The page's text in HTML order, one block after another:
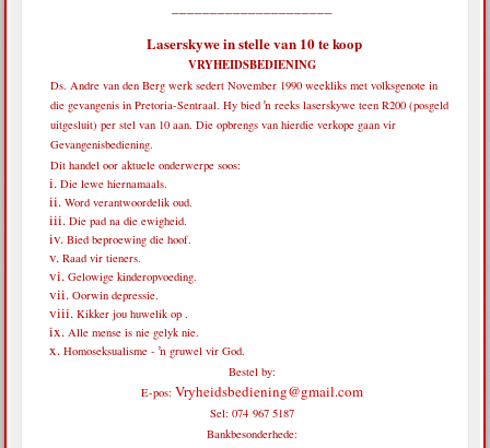
Laserskywe in stelle van 10 te koop
VRYHEIDSBEDIENING
Ds. Andre van den Berg werk sedert November 1990 weekliks met volksgenote in
die gevangenis in Pretoria-Sentraal. Hy bied ŉ reeks laserskywe teen R200 (posgeld
uitgesluit) per stel van 10 aan. Die opbrengs van hierdie verkope gaan vir
Gevangenisbediening.
Dit handel oor aktuele onderwerpe soos:
Die lewe hiernamaals.
Word verantwoordelik oud.
Die pad na die ewigheid.
Bied beproewing die hoof.
Raad vir tieners.
Gelowige kinderopvoeding.
Oorwin depressie.
Kikker jou huwelik op .
Alle mense is nie gelyk nie.
Homoseksualisme - ŉ gruwel vir God.
Bestel by:
E-pos: Vryheidsbediening@gmail.com
Sel: 074 967 5187
Bankbesonderhede: